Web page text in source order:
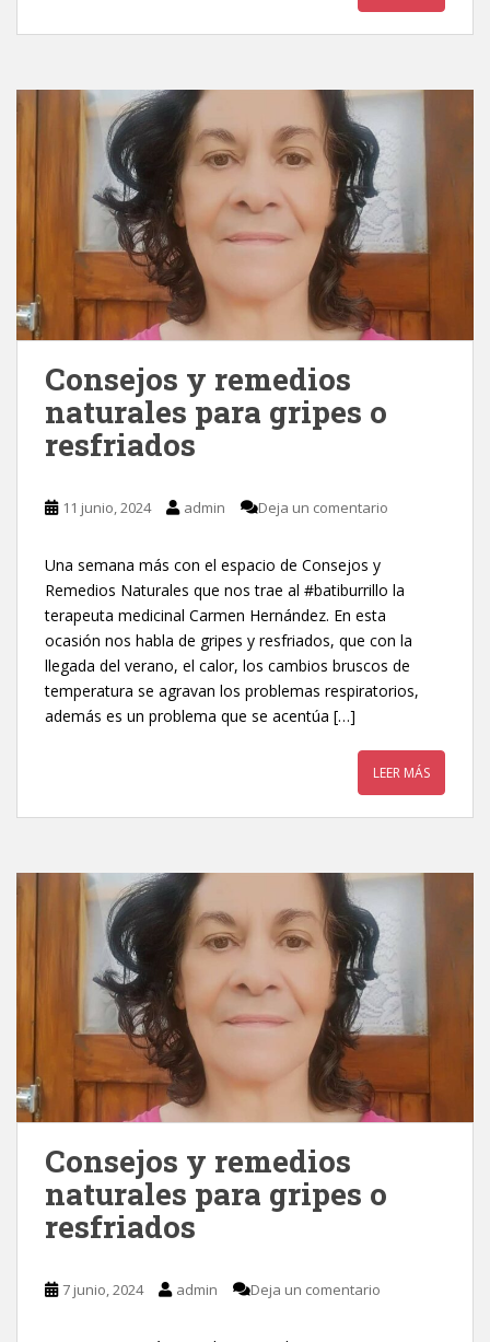
Consejos y remedios
naturales para gripes o
resfriados
11 junio, 2024 admin Deja un comentario
Una semana más con el espacio de Consejos y
Remedios Naturales que nos trae al #batiburrillo la
terapeuta medicinal Carmen Hernández. En esta
ocasión nos habla de gripes y resfriados, que con la
llegada del verano, el calor, los cambios bruscos de
temperatura se agravan los problemas respiratorios,
además es un problema que se acentúa […]
LEER MÁS
Consejos y remedios
naturales para gripes o
resfriados
7 junio, 2024 admin Deja un comentario